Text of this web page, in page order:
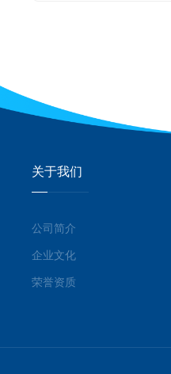
关于我们
公司简介
企业文化
荣誉资质